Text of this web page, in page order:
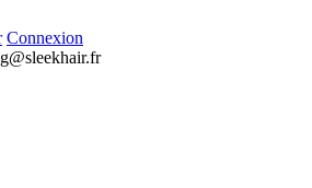
Connexion